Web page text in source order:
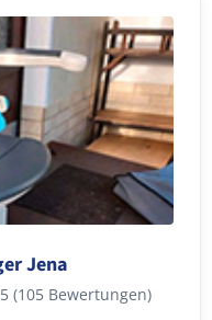
Jena
(105 Bewertungen)